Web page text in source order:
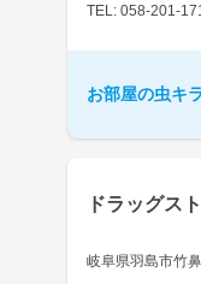
TEL: 058-201-
お部屋の虫キ
ドラッグス
岐阜県羽島市竹